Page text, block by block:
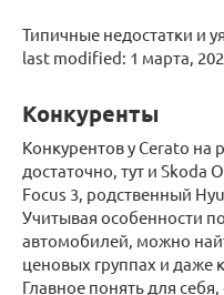
Типичные недостатки и
last modified: 1 марта,
Конкуренты
Конкурентов у Cerato
достаточно, тут и Skoda
Focus 3, родственный
Учитывая особенности
автомобилей, можно
ценовых группах и даже
Главное понять для